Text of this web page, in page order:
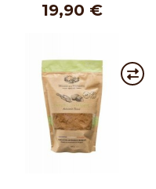
19,90 €